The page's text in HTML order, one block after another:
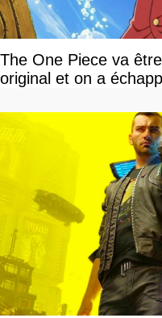
The One Piece va
original et on a